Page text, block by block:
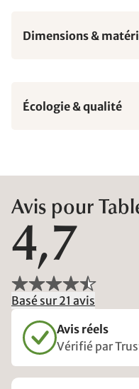
Dimensions &
Écologie & qualité
Avis pour
4,7
Basé sur 21 avis
Avis réels
Vérifié par